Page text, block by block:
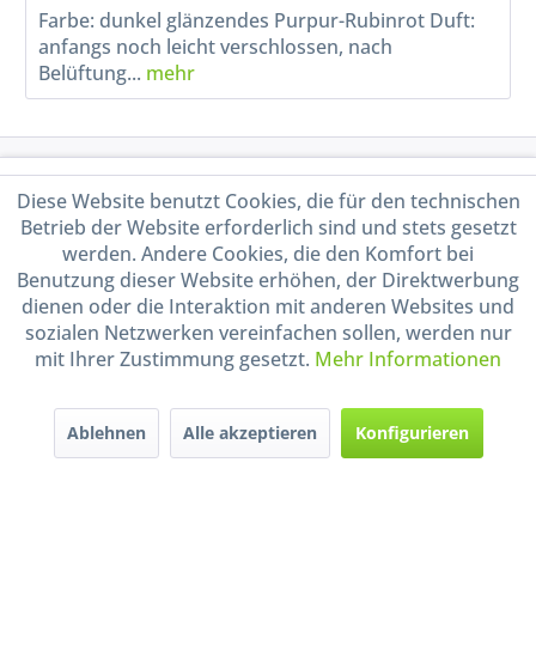
Farbe: dunkel glänzendes Purpur-Rubinrot Duft:
anfangs noch leicht verschlossen, nach
Belüftung... mehr
Shop Service
Informationen
Handel mit BIO-Weinen
durch DE-ÖKO-009
Diese Website benutzt Cookies, die für den technischen
Betrieb der Website erforderlich sind und stets gesetzt
werden. Andere Cookies, die den Komfort bei
Benutzung dieser Website erhöhen, der Direktwerbung
dienen oder die Interaktion mit anderen Websites und
sozialen Netzwerken vereinfachen sollen, werden nur
mit Ihrer Zustimmung gesetzt. Mehr Informationen
Ablehnen Alle akzeptieren Konfigurieren